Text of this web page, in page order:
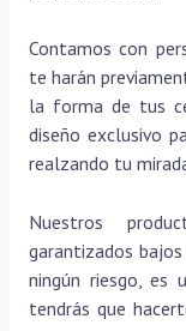
Contamos con
te harán
la forma de tus
diseño exclusivo
realzando tu
Nuestros
garantizados
ningún riesgo, es
tendrás que